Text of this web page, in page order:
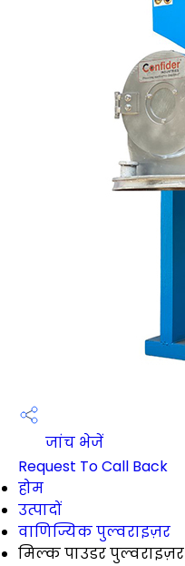
जांच भेजें
Request To Call Back
होम
उत्पादों
वाणिज्यिक पुल्वराइज़र
मिल्क पाउडर पुल्वराइज़र